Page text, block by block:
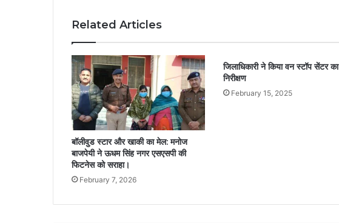
Related Articles
बॉलीवुड स्टार और खाकी का मेल: मनोज
बाजपेयी ने ऊधम सिंह नगर एसएसपी की
फिटनेस को सराहा।
February 7, 2026
जिलाधिकारी ने किया वन स्टॉप सेंटर का
निरीक्षण
February 15, 2025